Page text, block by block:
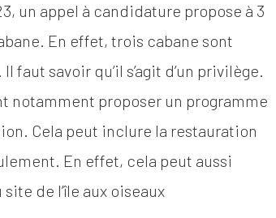
un appel à candidature propose à 3
En effet, trois cabane sont
savoir qu’il s’agit d’un privilège.
notamment proposer un programme
Cela peut inclure la restauration
En effet, cela peut aussi
de l’île aux oiseaux